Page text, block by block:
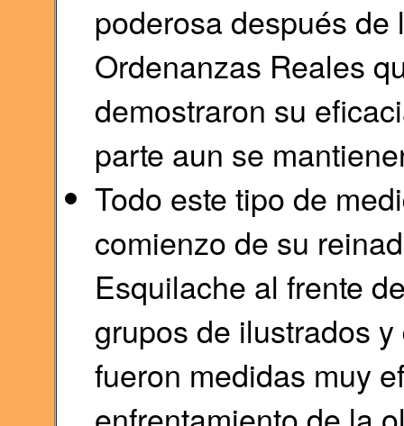
poderosa después
Ordenanzas Reales
demostraron su
parte aun se
Todo este tipo de
comienzo de su
Esquilache al frente
grupos de ilustrados
fueron medidas muy